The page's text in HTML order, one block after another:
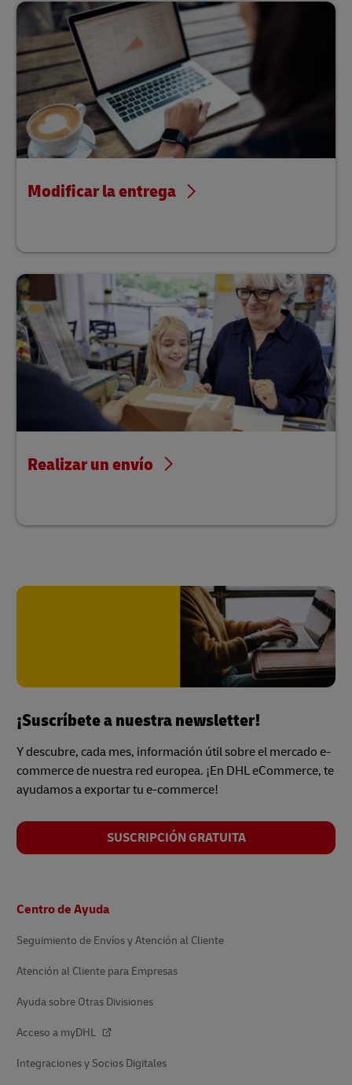
Modificar la entrega
Realizar un envío
¡Suscríbete a nuestra newsletter!
Y descubre, cada mes, información útil sobre el mercado e-
commerce de nuestra red europea. ¡En DHL eCommerce, te
ayudamos a exportar tu e-commerce!
SUSCRIPCIÓN GRATUITA
de
Centro de Ayuda
Seguimiento de Envíos y Atención al Cliente
Atención al Cliente para Empresas
Ayuda sobre Otras Divisiones
Acceso a myDHL
Integraciones y Socios Digitales